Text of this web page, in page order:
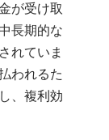
が受け取
長期的な
れていま
われるた
、複利効